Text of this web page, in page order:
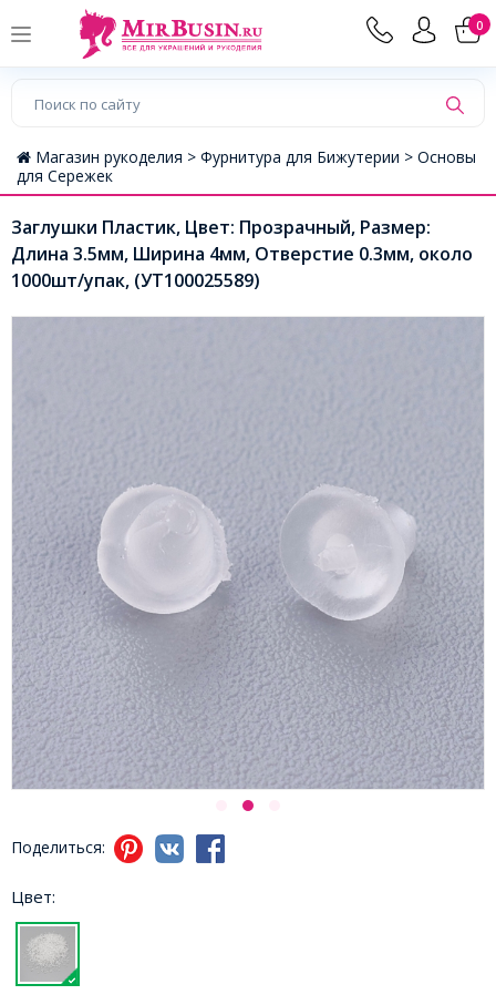
0
Магазин рукоделия > Фурнитура для Бижутерии > Основы
для Сережек
Заглушки Пластик, Цвет: Прозрачный, Размер:
Длина 3.5мм, Ширина 4мм, Отверстие 0.3мм, около
1000шт/упак, (УТ100025589)
Поделиться:
Цвет: